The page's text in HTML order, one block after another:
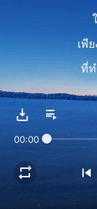
เพี
ที่ท
โ
00:00